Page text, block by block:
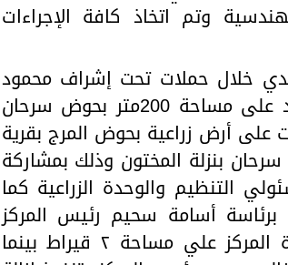
وتم اتخاذ كافة الإجراءات
تنفيذ إزالة لعدد 3 حالات تعدي خلال حملات تحت إشراف محمود
نجار رئيس مركز ومدينة ديروط حيث تم ردم قواعد على مساحة 200متر بحوض سرحان
على أرض زراعية بحوض المرج بقرية
أخر على مساحة 70متر بحوض سرحان بنزلة المختون وذلك بمشاركة
التنظيم والوحدة الزراعية كما
أسامة سحيم رئيس المركز
بتنفيذ إزالة لحالتين تعدي علي أرض زراعية بدائرة المركز علي مساحة ٢ قيراط بينما